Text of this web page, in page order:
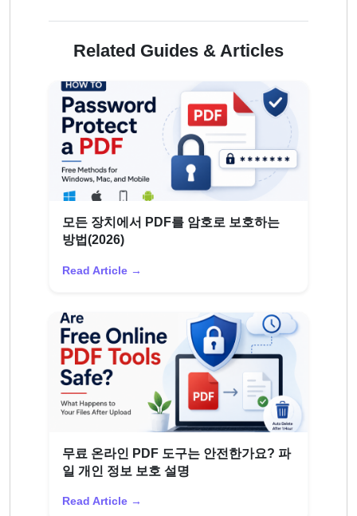
Related Guides & Articles
모든 장치에서 PDF를 암호로 보호하는
방법(2026)
Read Article →
무료 온라인 PDF 도구는 안전한가요? 파
일 개인 정보 보호 설명
Read Article →